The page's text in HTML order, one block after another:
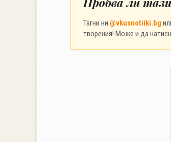
Тагни ни @vkusnotiiki.bg
творения! Може и да